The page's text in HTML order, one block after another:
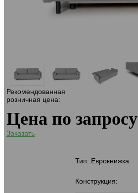
Рекомендованная
розничная цена:
Цена по запросу
Заказать
Тип: Еврокнижка
Конструкция: